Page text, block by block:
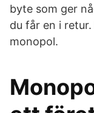
byte som ger
du får en i
monopol.